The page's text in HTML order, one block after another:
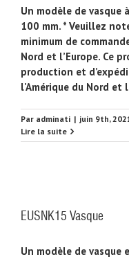
Un modèle de vasque
100 mm. * Veuillez
minimum de
Nord et l’Europe. Ce
production et
l'Amérique du Nord et
Par adminati | juin 9th,
Lire la suite
EUSNK15 Vasque
Un modèle de vasque